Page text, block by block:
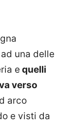
ad una delle
e quelli
verso
arco
e visti da